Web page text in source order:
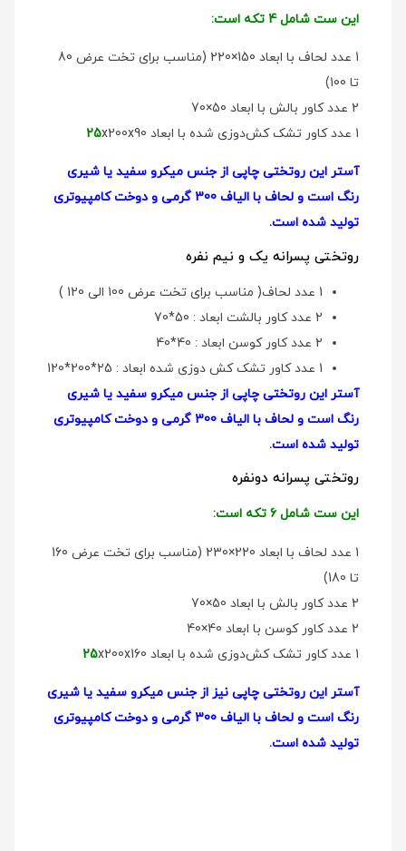
این ست شامل 4 تکه است:
1 عدد لحاف با ابعاد 150×220 (مناسب برای تخت عرض 80
تا 100)
2 عدد کاور بالش با ابعاد 50×70
1 عدد کاور تشک کش‌دوزی شده با ابعاد
25x200x90
آستر این روتختی چاپی از جنس میکرو سفید یا شیری
رنگ است و لحاف با الیاف 300 گرمی و دوخت کامپیوتری
تولید شده است.
روتختی پسرانه یک و نیم نفره
1 عدد لحاف( مناسب برای تخت عرض 100 الی 120 )
2 عدد کاور بالشت ابعاد : 50*70
2 عدد کاور کوسن ابعاد : 40*40
1 عدد کاور تشک کش دوزی شده ابعاد : 25*200*120
آستر این روتختی چاپی از جنس میکرو سفید یا شیری
رنگ است و لحاف با الیاف 300 گرمی و دوخت کامپیوتری
تولید شده است.
روتختی پسرانه دو‌نفره
این ست شامل 6 تکه است:
1 عدد لحاف با ابعاد 220×230 (مناسب برای تخت عرض 160
تا 180)
2 عدد کاور بالش با ابعاد 50×70
2 عدد کاور کوسن با ابعاد 40×40
1 عدد کاور تشک کش‌دوزی شده با ابعاد
25x200x160
آستر این روتختی چاپی نیز از جنس میکرو سفید یا شیری
رنگ است و لحاف با الیاف 300 گرمی و دوخت کامپیوتری
تولید شده است.